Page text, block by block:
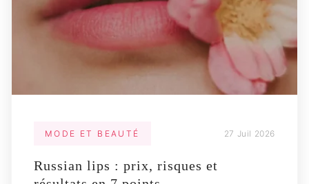
MODE ET BEAUTÉ 27 Juil 2026
Russian lips : prix, risques et